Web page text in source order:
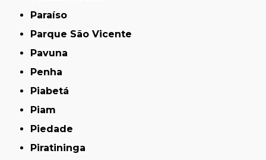
Paraíso
Parque São Vicente
Pavuna
Penha
Piabetá
Piam
Piedade
Piratininga